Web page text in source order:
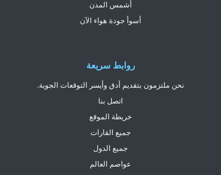
روابط سريعة
نحن ملتزمون بتقديم أدق وأيسر التوقعات الجوية.
اتصل بنا
خريطة الموقع
جميع القارات
جميع الدول
عواصم العالم
أشمس المدن
أسوأ جودة هواء الآن